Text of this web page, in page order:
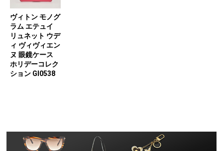
ヴィトン モノグ
ラム エテュイ
リュネット ウデ
ィ ヴィヴィエン
ヌ 眼鏡ケース
ホリデーコレク
ション GI0538